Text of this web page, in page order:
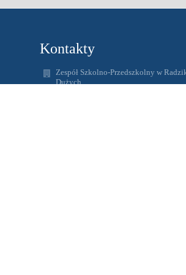
Kontakty
Zespół Szkolno-Przedszkolny w
Dużych